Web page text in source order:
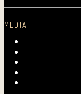
MEDIA